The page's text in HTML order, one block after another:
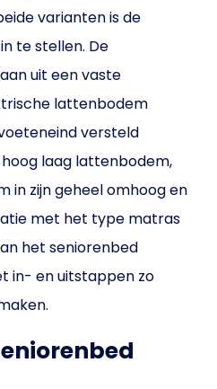
varianten is de
te stellen. De
uit een vaste
lattenbodem
versteld
laag lattenbodem,
in zijn geheel omhoog en
met het type matras
het seniorenbed
in- en uitstappen zo